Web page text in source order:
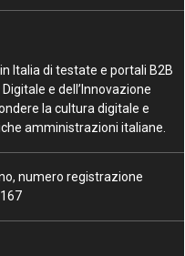
Italia di testate e portali B2B
e dell’Innovazione
la cultura digitale e
amministrazioni italiane.
numero registrazione